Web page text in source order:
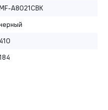
A8021CBK
410